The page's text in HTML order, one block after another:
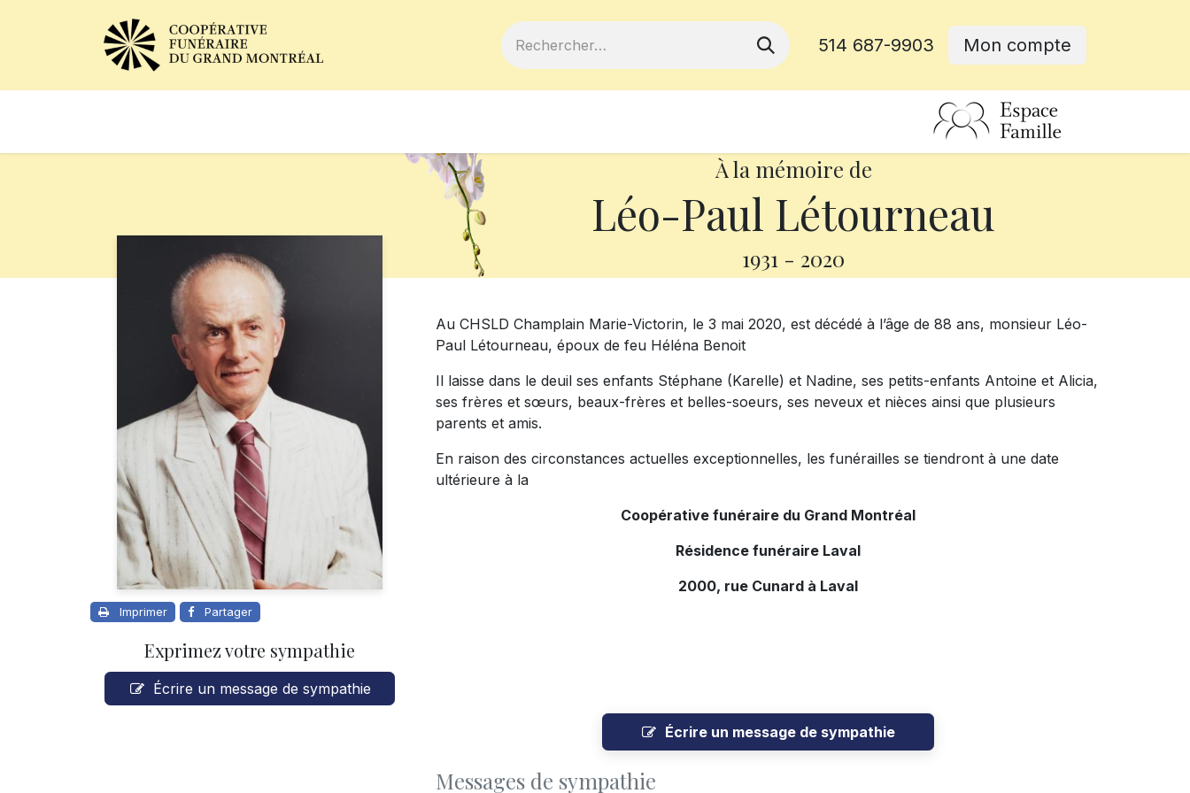
514 687-9903 Mon compte
À la mémoire de
Léo-Paul Létourneau
1931 - 2020
Imprimer Partager
Exprimez votre sympathie
Écrire un message de sympathie
Au CHSLD Champlain Marie-Victorin, le 3 mai 2020, est décédé à l’âge de 88 ans, monsieur Léo-
Paul Létourneau, époux de feu Héléna Benoit
Il laisse dans le deuil ses enfants Stéphane (Karelle) et Nadine, ses petits-enfants Antoine et Alicia,
ses frères et sœurs, beaux-frères et belles-soeurs, ses neveux et nièces ainsi que plusieurs
parents et amis.
En raison des circonstances actuelles exceptionnelles, les funérailles se tiendront à une date
ultérieure à la
Coopérative funéraire du Grand Montréal
Résidence funéraire Laval
2000, rue Cunard à Laval
Écrire un message de sympathie
Messages de sympathie